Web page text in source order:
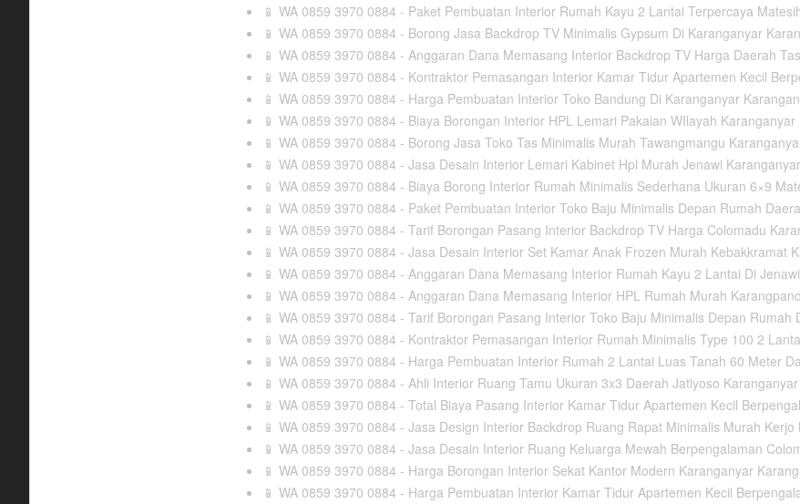
📱 WA 0859 3970 0884 - Paket Pembuatan Interior Rumah Kayu 2 Lantai Terpercaya
📱 WA 0859 3970 0884 - Borong Jasa Backdrop TV Minimalis Gypsum Di Karanganyar
📱 WA 0859 3970 0884 - Anggaran Dana Memasang Interior Backdrop TV Harga Daerah
📱 WA 0859 3970 0884 - Kontraktor Pemasangan Interior Kamar Tidur Apartemen Kecil
📱 WA 0859 3970 0884 - Harga Pembuatan Interior Toko Bandung Di Karanganyar
📱 WA 0859 3970 0884 - Biaya Borongan Interior HPL Lemari Pakaian WIlayah Karanganyar
📱 WA 0859 3970 0884 - Borong Jasa Toko Tas Minimalis Murah Tawangmangu
📱 WA 0859 3970 0884 - Jasa Desain Interior Lemari Kabinet Hpl Murah Jenawi Karanganyar
📱 WA 0859 3970 0884 - Biaya Borong Interior Rumah Minimalis Sederhana Ukuran 6×9
📱 WA 0859 3970 0884 - Paket Pembuatan Interior Toko Baju Minimalis Depan Rumah
📱 WA 0859 3970 0884 - Tarif Borongan Pasang Interior Backdrop TV Harga Colomadu
📱 WA 0859 3970 0884 - Jasa Desain Interior Set Kamar Anak Frozen Murah Kebakkramat
📱 WA 0859 3970 0884 - Anggaran Dana Memasang Interior Rumah Kayu 2 Lantai Di
📱 WA 0859 3970 0884 - Anggaran Dana Memasang Interior HPL Rumah Murah
📱 WA 0859 3970 0884 - Tarif Borongan Pasang Interior Toko Baju Minimalis Depan
📱 WA 0859 3970 0884 - Kontraktor Pemasangan Interior Rumah Minimalis Type 100 2
📱 WA 0859 3970 0884 - Harga Pembuatan Interior Rumah 2 Lantai Luas Tanah 60 Meter
📱 WA 0859 3970 0884 - Ahli Interior Ruang Tamu Ukuran 3x3 Daerah Jatiyoso Karanganyar
📱 WA 0859 3970 0884 - Total Biaya Pasang Interior Kamar Tidur Apartemen Kecil
📱 WA 0859 3970 0884 - Jasa Design Interior Backdrop Ruang Rapat Minimalis Murah Kerjo
📱 WA 0859 3970 0884 - Jasa Desain Interior Ruang Keluarga Mewah Berpengalaman
📱 WA 0859 3970 0884 - Harga Borongan Interior Sekat Kantor Modern Karanganyar
📱 WA 0859 3970 0884 - Harga Pembuatan Interior Kamar Tidur Apartemen Kecil